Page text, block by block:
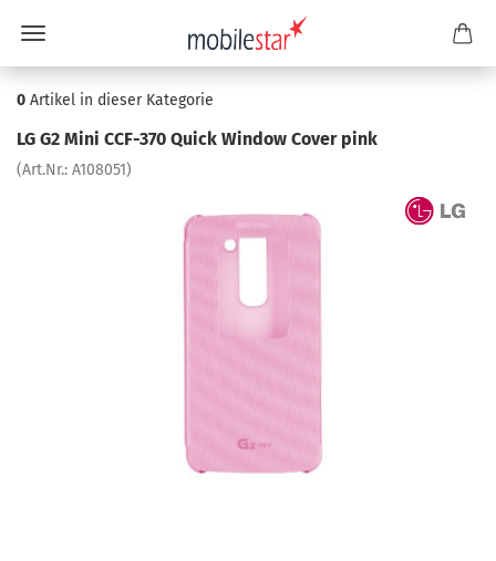
0 Artikel in dieser Kategorie
LG G2 Mini CCF-​370 Quick Win­dow Cover pink
(Art.Nr.: A108051)